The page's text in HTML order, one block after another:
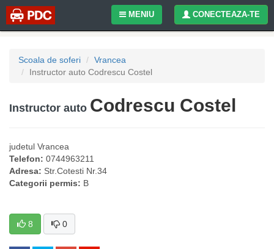
CONECTEAZA-TE
MENIU
Scoala de soferi
Vrancea
Instructor auto Codrescu Costel
Instructor auto Codrescu Costel
judetul Vrancea
Telefon: 0744963211
Adresa: Str.Cotesti Nr.34
Categorii permis: B
8 0